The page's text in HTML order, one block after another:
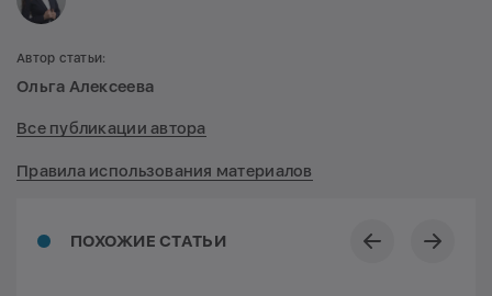
ПОХОЖИЕ СТАТЬИ
Автор статьи:
Ольга Алексеева
Все публикации автора
Правила использования материалов